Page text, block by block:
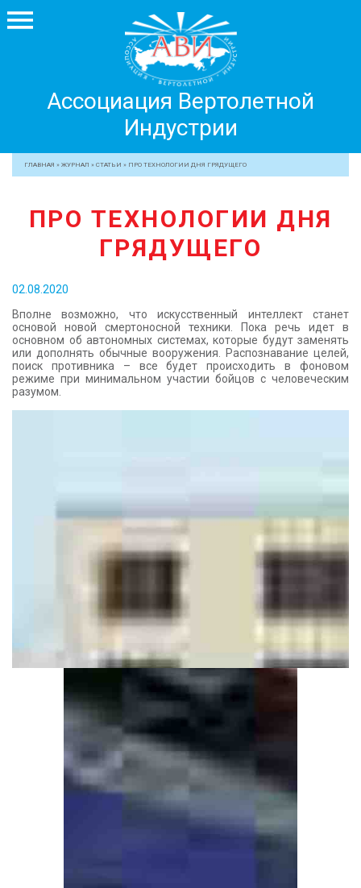
Ассоциация Вертолетной
Индустрии
Вертолетной
Индустрии
+7 499 755 99 29
ЧЛЕНЫ АВИ
МЕРОПРИЯТИЯ
ЖУРНАЛ
ПРЕССА
МЕДИА
КОНТАКТЫ
ГЛАВНАЯ » ЖУРНАЛ » СТАТЬИ » ПРО ТЕХНОЛОГИИ ДНЯ ГРЯДУЩЕГО
ПРО ТЕХНОЛОГИИ ДНЯ
ГРЯДУЩЕГО
02.08.2020
Вполне возможно, что искусственный интеллект станет
основой новой смертоносной техники. Пока речь идет в
основном об автономных системах, которые будут заменять
или дополнять обычные вооружения. Распознавание целей,
поиск противника – все будет происходить в фоновом
режиме при минимальном участии бойцов с человеческим
разумом.